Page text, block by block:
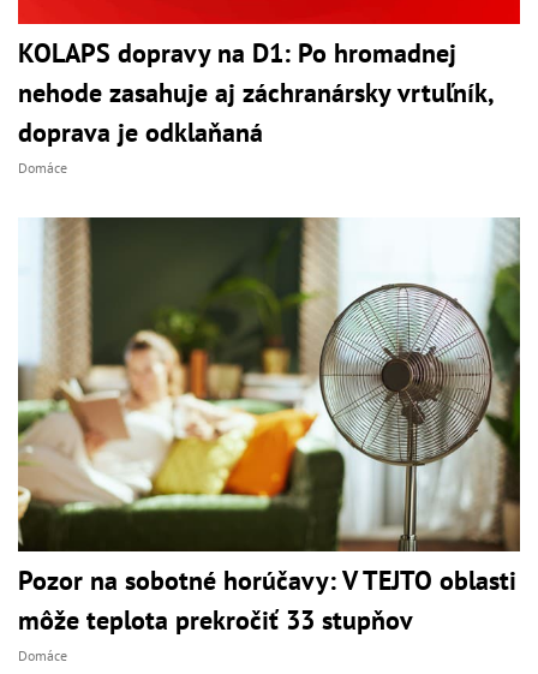
KOLAPS dopravy na D1: Po hromadnej
nehode zasahuje aj záchranársky vrtuľník,
doprava je odklaňaná
Domáce
Pozor na sobotné horúčavy: V TEJTO oblasti
môže teplota prekročiť 33 stupňov
Domáce